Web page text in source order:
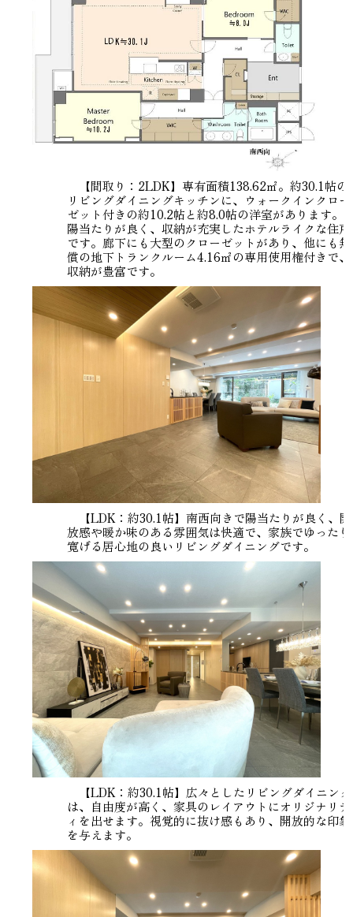
【間取り：2LDK】専有面積138.62㎡。約30.1帖の
リビングダイニングキッチンに、ウォークインクロー
ゼット付きの約10.2帖と約8.0帖の洋室があります。
陽当たりが良く、収納が充実したホテルライクな住戸
です。廊下にも大型のクローゼットがあり、他にも無
償の地下トランクルーム4.16㎡の専用使用権付きで、
収納が豊富です。
【LDK：約30.1帖】南西向きで陽当たりが良く、開
放感や暖か味のある雰囲気は快適で、家族でゆったり
寛げる居心地の良いリビングダイニングです。
【LDK：約30.1帖】広々としたリビングダイニング
は、自由度が高く、家具のレイアウトにオリジナリテ
ィを出せます。視覚的に抜け感もあり、開放的な印象
を与えます。